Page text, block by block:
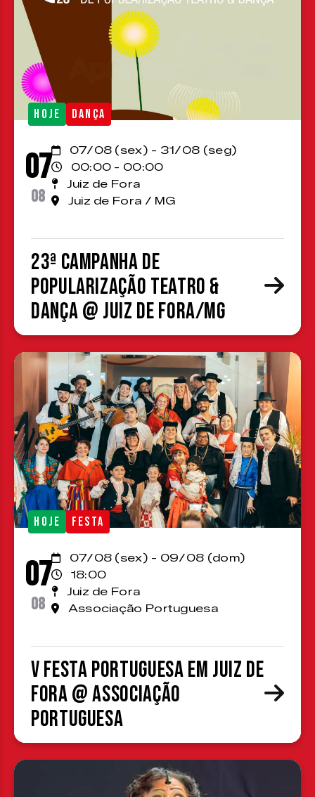
HOJE DANÇA
07
08
07/08 (sex) - 31/08 (seg)
00:00 - 00:00
Juiz de Fora
Juiz de Fora / MG
23ª Campanha de
Popularização Teatro &
Dança @ Juiz de Fora/MG
HOJE FESTA
07
08
07/08 (sex) - 09/08 (dom)
18:00
Juiz de Fora
Associação Portuguesa
V Festa Portuguesa em Juiz de
Fora @ Associação
Portuguesa